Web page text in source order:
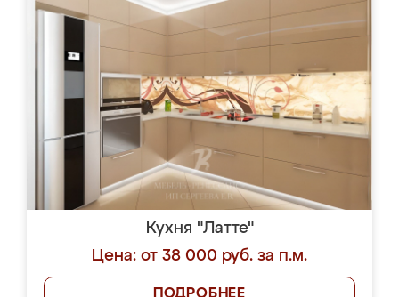
Кухня "Латте"
Цена: от 38 000 руб. за п.м.